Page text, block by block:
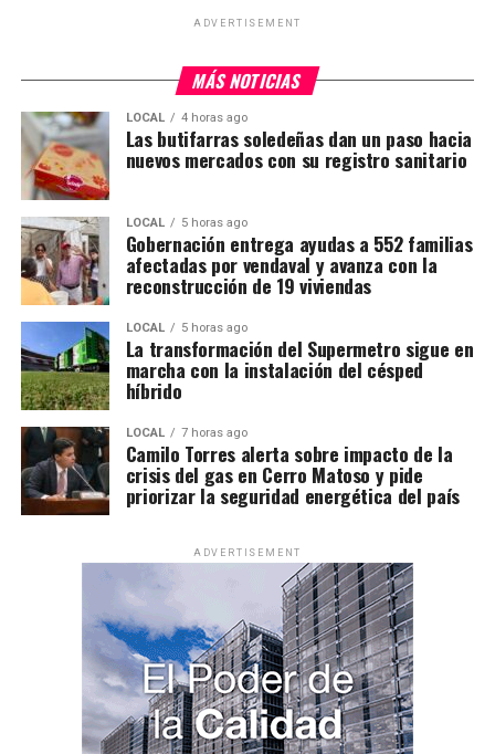
ADVERTISEMENT
MÁS NOTICIAS
LOCAL 4 horas ago
Las butifarras soledeñas dan un paso hacia
nuevos mercados con su registro sanitario
LOCAL 5 horas ago
Gobernación entrega ayudas a 552 familias
afectadas por vendaval y avanza con la
reconstrucción de 19 viviendas
LOCAL 5 horas ago
La transformación del Supermetro sigue en
marcha con la instalación del césped
híbrido
LOCAL 7 horas ago
Camilo Torres alerta sobre impacto de la
crisis del gas en Cerro Matoso y pide
priorizar la seguridad energética del país
ADVERTISEMENT